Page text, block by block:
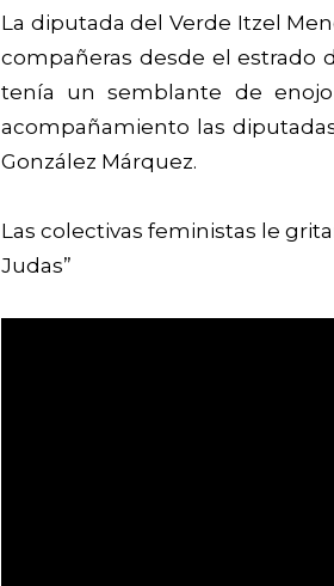
La diputada del Verde Itzel
compañeras desde el estrado
tenía un semblante de
acompañamiento las
González Márquez.
Las colectivas feministas le
Judas”